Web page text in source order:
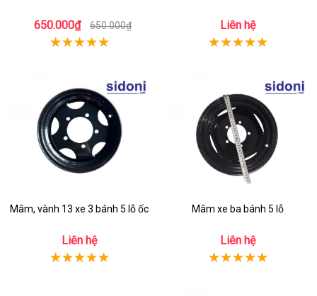
650.000₫ 650.000₫ Liên hệ
Mâm, vành 13 xe 3 bánh 5 lỗ ốc
Liên hệ
Mâm xe ba bánh 5 lỗ
Liên hệ